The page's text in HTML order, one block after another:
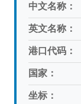
中文名称：
英文名称：
港口代码：
国家：
坐标：